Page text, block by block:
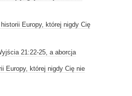
Europy, której nigdy Cię
21:22-25, a aborcja
Europy, której nigdy Cię nie